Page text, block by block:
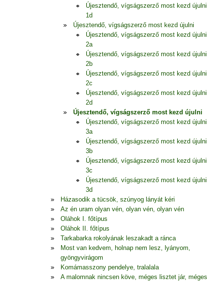
Újesztendő, vígságszerző most kezd újulni
1d
Újesztendő, vígságszerző most kezd újulni
Újesztendő, vígságszerző most kezd újulni
2a
Újesztendő, vígságszerző most kezd újulni
2b
Újesztendő, vígságszerző most kezd újulni
2c
Újesztendő, vígságszerző most kezd újulni
2d
Újesztendő, vígságszerző most kezd újulni
Újesztendő, vígságszerző most kezd újulni
3a
Újesztendő, vígságszerző most kezd újulni
3b
Újesztendő, vígságszerző most kezd újulni
3c
Újesztendő, vígságszerző most kezd újulni
3d
Házasodik a tücsök, szúnyog lányát kéri
Az én uram olyan vén, olyan vén, olyan vén
Oláhok I. főtípus
Oláhok II. főtípus
Tarkabarka rokolyának leszakadt a ránca
Most van kedvem, holnap nem lesz, lyányom,
gyöngyvirágom
Komámasszony pendelye, tralalala
A malomnak nincsen köve, méges lisztet jár, méges